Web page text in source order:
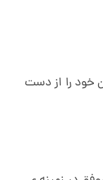
خود را از دست